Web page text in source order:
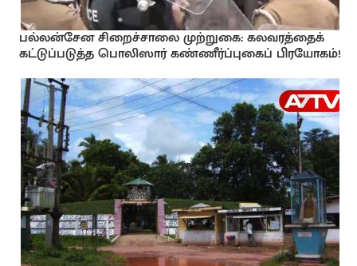
பல்லன்சேன சிறைச்சாலை முற்றுகை: கலவரத்தைக்
கட்டுப்படுத்த பொலிஸார் கண்ணீர்ப்புகைப் பிரயோகம்!